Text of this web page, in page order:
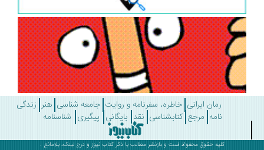
رمان ایرانی خاطره، سفرنامه و روایت جامعه شناسی هنر زندگی
مرجع کتابشناسی نقد بایگانی پیگیری شناسنامه
کلیه حقوق محفوظ است و بازنشر مطالب با ذکرکتاب نیوزو درج لینک، بلامانع .